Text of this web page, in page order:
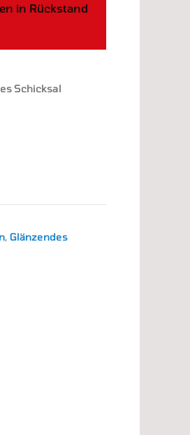
in Rückstand
Schicksal
,Glänzendes